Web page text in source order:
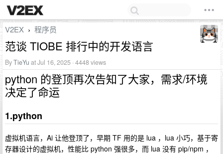
V2EX › 程序员
范谈 TIOBE 排行中的开发语言
ByTieYu at Jul 16, 2025 · 4448 views
python 的登顶再次告知了大家，需求/环境
决定了命运
1.python
虚拟机语言，Ai 让他登顶了，早期 TF 用的是 lua ，lua 小巧，基于寄
存器设计的虚拟机，性能比 python 强很多，而 lua 没有 pip/npm ，